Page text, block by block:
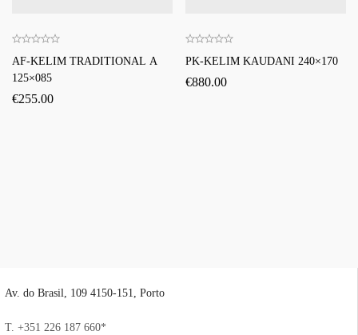
AF-KELIM TRADITIONAL A
125×085
€255.00
PK-KELIM KAUDANI 240×170
€880.00
Av. do Brasil, 109 4150-151, Porto
T. +351 226 187 660*